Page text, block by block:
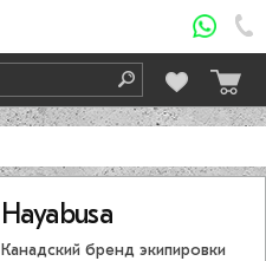
Hayabusa
Канадский бренд экипировки